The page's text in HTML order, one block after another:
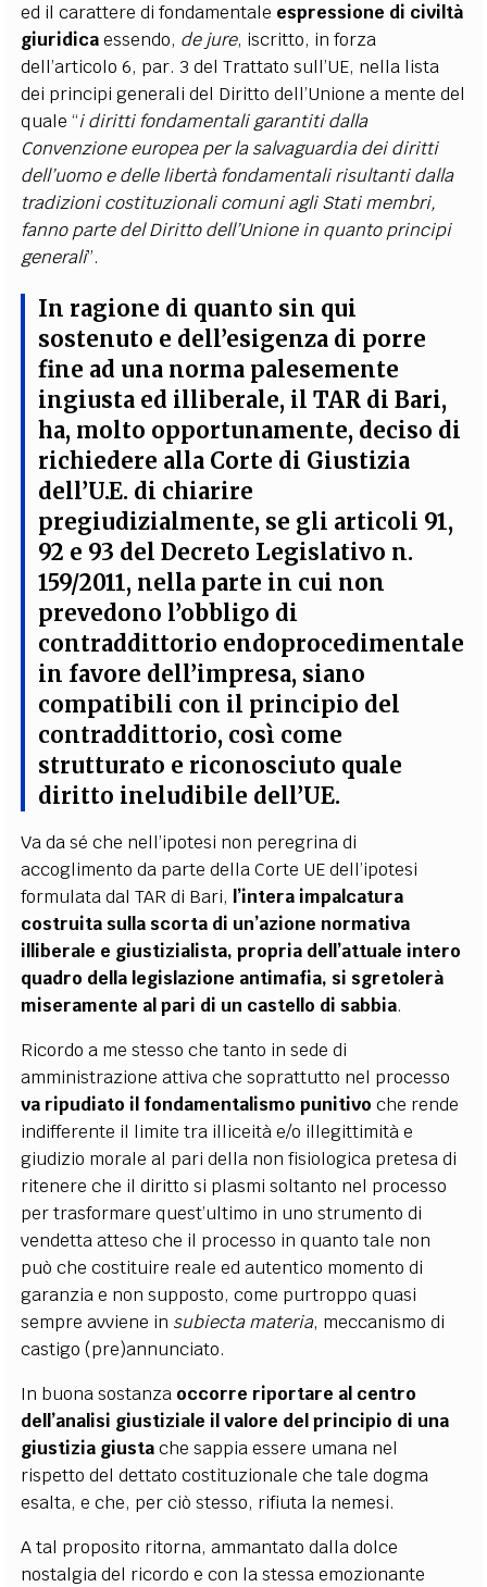
ed il carattere di fondamentale espressione di civiltà
giuridicaessendo, de jure, iscritto, in forza
dell’articolo 6, par. 3 del Trattato sull’UE, nella lista
dei principi generali del Diritto dell’Unione a mente del
quale “i diritti fondamentali garantiti dalla
Convenzione europea per la salvaguardia dei diritti
dell’uomo e delle libertà fondamentali risultanti dalla
tradizioni costituzionali comuni agli Stati membri,
fanno parte del Diritto dell’Unione in quanto principi
generali”.
In ragione di quanto sin qui
sostenuto e dell’esigenza di porre
fine ad una norma palesemente
ingiusta ed illiberale, il TAR di Bari,
ha, molto opportunamente, deciso di
richiedere alla Corte di Giustizia
dell’U.E. di chiarire
pregiudizialmente, se gli articoli 91,
92 e 93 del Decreto Legislativo n.
159/2011, nella parte in cui non
prevedono l’obbligo di
contraddittorio endoprocedimentale
in favore dell’impresa, siano
compatibili con il principio del
contraddittorio, così come
strutturato e riconosciuto quale
diritto ineludibile dell’UE.
Va da sé che nell’ipotesi non peregrina di
accoglimento da parte della Corte UE dell’ipotesi
formulata dal TAR di Bari, l’intera impalcatura
costruita sulla scorta di un’azione normativa
illiberale e giustizialista, propria dell’attuale intero
quadro della legislazione antimafia, si sgretolerà
miseramente al pari di un castello di sabbia.
Ricordo a me stesso che tanto in sede di
amministrazione attiva che soprattutto nel processo
va ripudiato il fondamentalismo punitivo che rende
indifferente il limite tra illiceità e/o illegittimità e
giudizio morale al pari della non fisiologica pretesa di
ritenere che il diritto si plasmi soltanto nel processo
per trasformare quest’ultimo in uno strumento di
vendetta atteso che il processo in quanto tale non
può che costituire reale ed autentico momento di
garanzia e non supposto, come purtroppo quasi
sempre avviene in subiecta materia, meccanismo di
castigo (pre)annunciato.
In buona sostanza occorre riportare al centro
dell’analisi giustiziale il valore del principio di una
giustizia giustache sappia essere umana nel
rispetto del dettato costituzionale che tale dogma
esalta, e che, per ciò stesso, rifiuta la nemesi.
A tal proposito ritorna, ammantato dalla dolce
nostalgia del ricordo e con la stessa emozionante